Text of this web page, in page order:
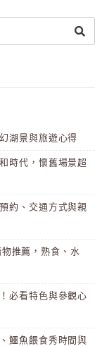
湖景與旅遊心得
時代，懷舊場景超
約、交通方式與親
推薦，熟食、水
必看特色與參觀心
鱷魚餵食秀時間與